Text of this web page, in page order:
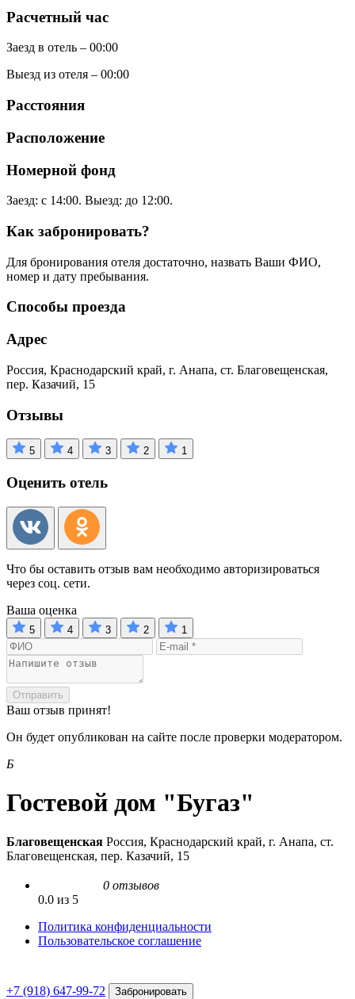
Расчетный час
Заезд в отель – 00:00
Выезд из отеля – 00:00
Расстояния
Расположение
Номерной фонд
Заезд: с 14:00. Выезд: до 12:00.
Как забронировать?
Для бронирования отеля достаточно, назвать Ваши ФИО,
номер и дату пребывания.
Способы проезда
Адрес
Россия, Краснодарский край, г. Анапа, ст. Благовещенская,
пер. Казачий, 15
Отзывы
5 4 3 2 1
Оценить отель
Что бы оставить отзыв вам необходимо авторизироваться
через соц. сети.
Ваша оценка
5 4 3 2 1
Отправить
Ваш отзыв принят!
Он будет опубликован на сайте после проверки модератором.
Б
Гостевой дом "Бугаз"
Благовещенская Россия, Краснодарский край, г. Анапа, ст.
Благовещенская, пер. Казачий, 15
0 отзывов
0.0 из 5
Политика конфиденциальности
Пользовательское соглашение
+7 (918) 647-99-72 Забронировать